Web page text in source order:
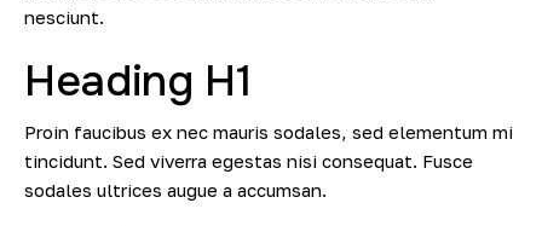
nesciunt.
Heading H1
Proin faucibus ex nec mauris sodales, sed elementum mi
tincidunt. Sed viverra egestas nisi consequat. Fusce
sodales ultrices augue a accumsan.